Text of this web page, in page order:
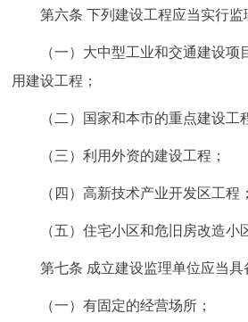
第六条 下列建设工程应当实行监
（一）大中型工业和交通建设项
用建设工程；
（二）国家和本市的重点建设工
（三）利用外资的建设工程；
（四）高新技术产业开发区工程；
（五）住宅小区和危旧房改造小区
第七条 成立建设监理单位应当具
（一）有固定的经营场所；